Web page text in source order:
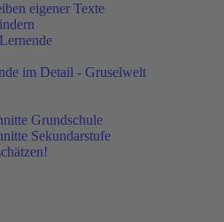
eigener Texte
im Detail - Gruselwelt
Grundschule
Sekundarstufe